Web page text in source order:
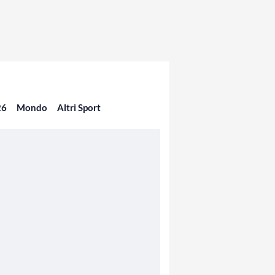
Mondo Altri Sport